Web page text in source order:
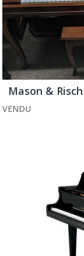
Mason & Risch
VENDU